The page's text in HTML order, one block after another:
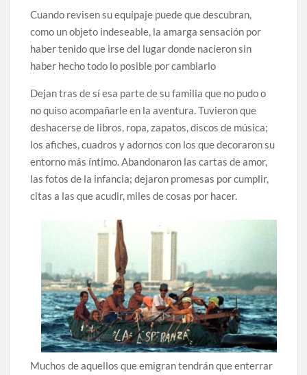
Cuando revisen su equipaje puede que descubran,
como un objeto indeseable, la amarga sensación por
haber tenido que irse del lugar donde nacieron sin
haber hecho todo lo posible por cambiarlo
Dejan tras de sí esa parte de su familia que no pudo o
no quiso acompañarle en la aventura. Tuvieron que
deshacerse de libros, ropa, zapatos, discos de música;
los afiches, cuadros y adornos con los que decoraron su
entorno más íntimo. Abandonaron las cartas de amor,
las fotos de la infancia; dejaron promesas por cumplir,
citas a las que acudir, miles de cosas por hacer.
Muchos de aquellos que emigran tendrán que enterrar